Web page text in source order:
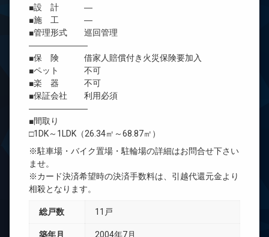
■設 計 ―
■施 工 ―
■管理形式 巡回管理
―――――――
■保 険 借家人賠償付き火災保険要加入
■ペット 不可
■楽 器 不可
■保証会社 利用必須
―――――――
■間取り
□1DK～1LDK（26.34㎡～68.87㎡）
※駐車場・バイク置場・駐輪場の詳細はお問合せ下さい
ませ。
※カード決済希望時の決済手数料は、引越代還元金より
相殺となります。
総戸数 11戸
築年月 2004年7月